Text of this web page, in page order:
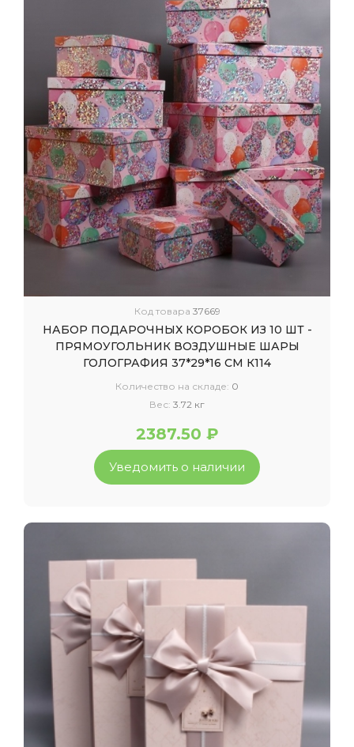
Код товара 37669
НАБОР ПОДАРОЧНЫХ КОРОБОК ИЗ 10 ШТ -
ПРЯМОУГОЛЬНИК ВОЗДУШНЫЕ ШАРЫ
ГОЛОГРАФИЯ 37*29*16 СМ К114
Количество на складе: 0
Вес: 3.72 кг
2387.50 ₽
Уведомить о наличии